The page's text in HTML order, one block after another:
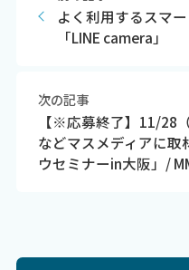
よく利用するスマ
「LINE camera」
次の記事
【※応募終了】11/28
などマスメディアに取
ウセミナーin大阪」/